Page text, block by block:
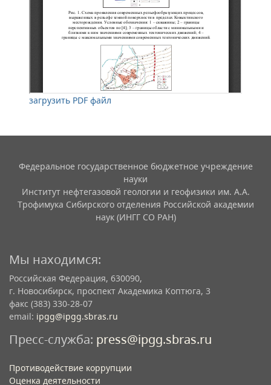
загрузить PDF файл
Федеральное государственное бюджетное учреждение
науки
Институт нефтегазовой геологии и геофизики им. А.А.
Трофимука Сибирского отделения Российской академии
наук (ИНГГ СО РАН)
Мы находимся:
Российская Федерация, 630090,
г. Новосибирск, проспект Академика Коптюга, 3
факс (383) 330-28-07
email: ipgg@ipgg.sbras.ru
Пресс-служба: press@ipgg.sbras.ru
Противодействие коррупции
Оценка деятельности